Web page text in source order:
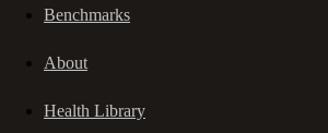
Benchmarks
About
Health Library